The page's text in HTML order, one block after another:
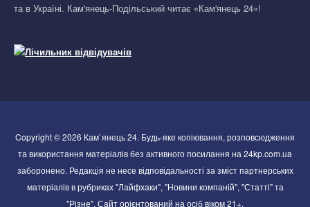
та в Україні. Кам'янець-Подільський читає «Кам'янець 24»!
Copyright © 2026 Кам`янець 24. Будь-яке копіювання, розповсюдження
та використання матеріалів без активного посилання на 24kp.com.ua
заборонено. Редакція не несе відповідальності за зміст партнерських
матеріалів в рубриках "Лайфхаки", "Новини компаній", "Статті" та
"Різне". Сайт орієнтований на осіб віком 21+.